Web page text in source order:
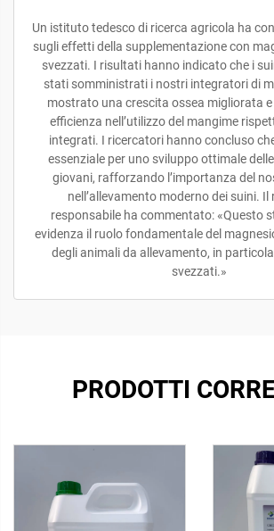
Un istituto tedesco di ricerca agricola ha
sugli effetti della supplementazione con
svezzati. I risultati hanno indicato che i
stati somministrati i nostri integratori di
mostrato una crescita ossea migliorata
efficienza nell’utilizzo del mangime
integrati. I ricercatori hanno concluso
essenziale per uno sviluppo ottimale
giovani, rafforzando l’importanza del
nell’allevamento moderno dei suini.
responsabile ha commentato: «Questo
evidenza il ruolo fondamentale del
degli animali da allevamento, in
svezzati.»
PRODOTTI